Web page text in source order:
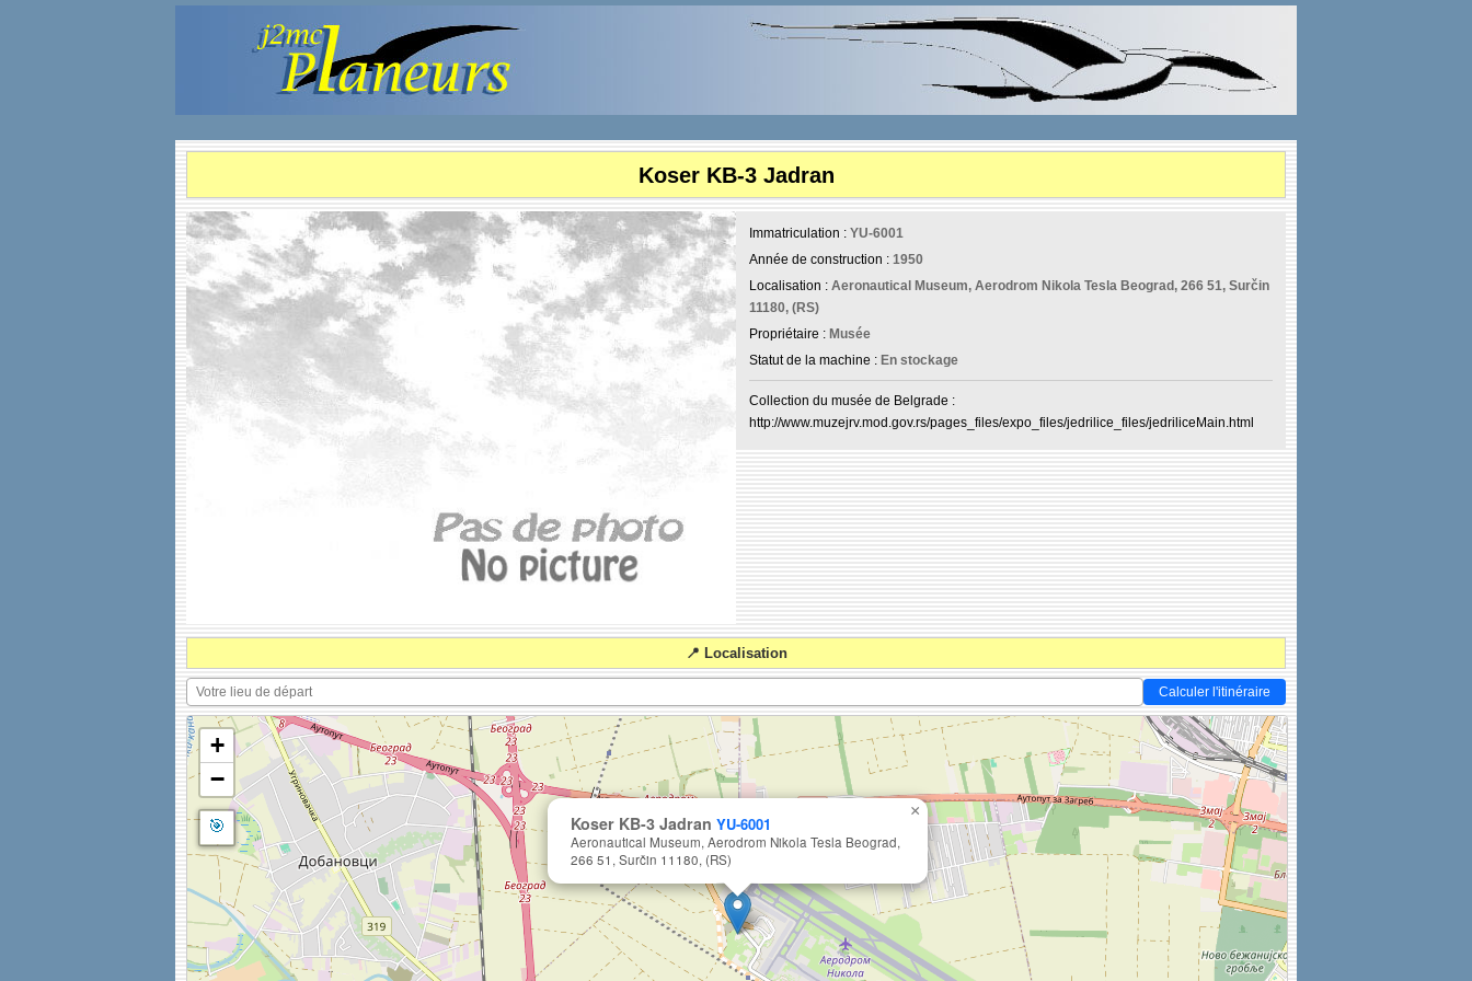
Koser KB-3 Jadran
Immatriculation : YU-6001
Année de construction : 1950
Localisation : Aeronautical Museum, Aerodrom Nikola Tesla Beograd, 266 51, Surčin
11180, (RS)
Propriétaire : Musée
Statut de la machine : En stockage
Collection du musée de Belgrade :
http://www.muzejrv.mod.gov.rs/pages_files/expo_files/jedrilice_files/jedriliceMain.html
📍 Localisation
Calculer l'itinéraire
Koser KB-3 Jadran YU-6001
Aeronautical Museum, Aerodrom Nikola Tesla Beograd,
266 51, Surčin 11180, (RS)
×
+
−
🎯